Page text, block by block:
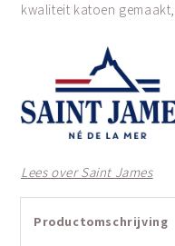
kwaliteit katoen
Lees over Saint James
Productomschrijving